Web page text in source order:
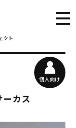
ーカス
個人向け